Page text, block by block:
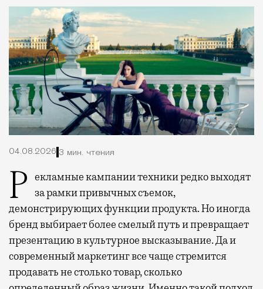
04.08.2026 3 мин. чтения
Рекламные кампании техники редко выходят
за рамки привычных съемок,
демонстрирующих функции продукта. Но иногда
бренд выбирает более смелый путь и превращает
презентацию в культурное высказывание. Да и
современный маркетинг все чаще стремится
продавать не столько товар, сколько